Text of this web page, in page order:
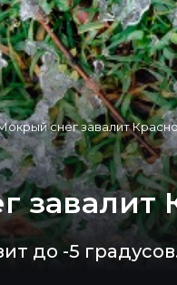
снег завалит
завалит
до -5